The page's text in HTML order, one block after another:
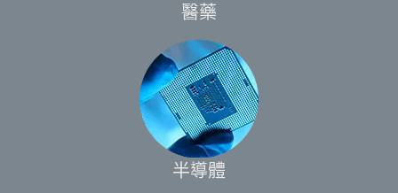
醫藥
半導體